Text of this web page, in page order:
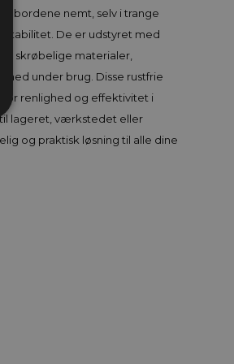
bordene nemt, selv i trange
De er udstyret med
skrøbelige materialer,
under brug. Disse rustfrie
for renlighed og effektivitet i
lageret, værkstedet eller
og praktisk løsning til alle dine